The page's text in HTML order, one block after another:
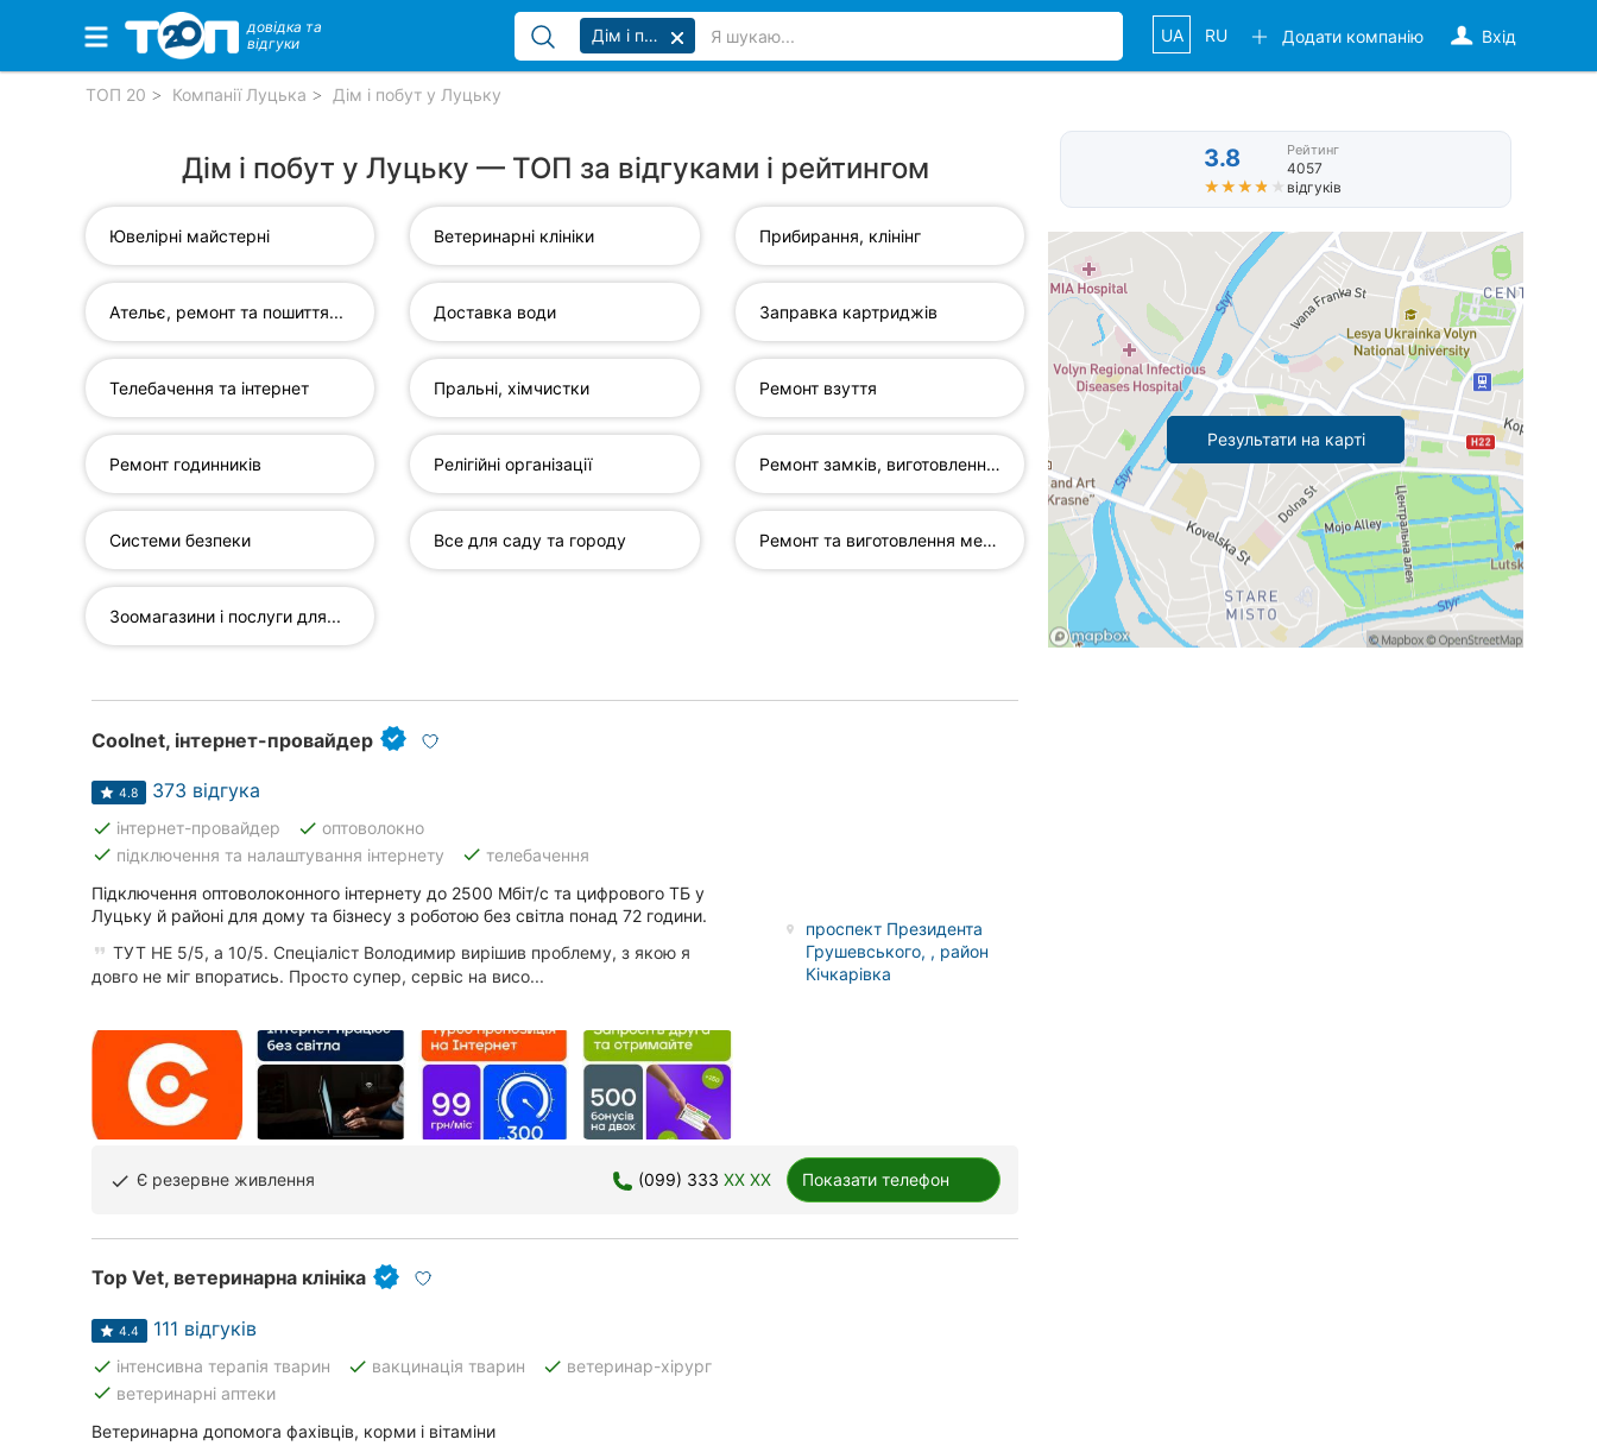
Обрані компанії
Ветеринарні клініки
Стоматології
Приватні клініки
Автошколи
Ресторани
Всі міста:
Хмельницький
Харків
Запоріжжя
Кривий Ріг
Миколаїв
Херсон
довідка та
відгуки
Вхід
Додати компанію
UA RU
Дім і побут
ТОП 20 Компанії Луцька Дім і побут у Луцьку
Дім і побут у Луцьку — ТОП за відгуками і рейтингом
Ювелірні майстерні Ветеринарні клініки Прибирання, клінінг
Ательє, ремонт та пошиття... Доставка води Заправка картриджів
Телебачення та інтернет Пральні, хімчистки Ремонт взуття
Ремонт годинників Релігійні організації Ремонт замків, виготовлення...
Системи безпеки Все для саду та городу Ремонт та виготовлення меблів...
Зоомагазини і послуги для...
Coolnet, інтернет-провайдер
4.8 373 відгука
done інтернет-провайдер done оптоволокно
done підключення та налаштування інтернету done телебачення
Підключення оптоволоконного інтернету до 2500 Мбіт/с та цифрового ТБ у
Луцьку й районі для дому та бізнесу з роботою без світла понад 72 години.
ТУТ НЕ 5/5, а 10/5. Спеціаліст Володимир вирішив проблему, з якою я
довго не міг впоратись. Просто супер, сервіс на висо...
проспект Президента
Грушевського, , район
Кічкарівка
done Є резервне живлення (099) 333 XX XX Показати телефон
Top Vet, ветеринарна клініка
4.4 111 відгуків
done інтенсивна терапія тварин done вакцинація тварин done ветеринар-хірург
done ветеринарні аптеки
Ветеринарна допомога фахівців, корми і вітаміни
3.8
★★★★★
★★★★★
Рейтинг
4057
відгуків
Результати на карті